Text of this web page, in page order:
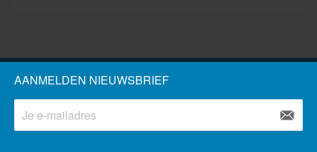
AANMELDEN NIEUWSBRIEF